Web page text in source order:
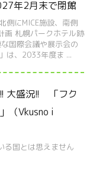
年2月末で閉館
にMICE施設、南側
画 札幌パークホテル跡
国際会議や展示会の
は、2033年度ま ...
大盛況!! 「フク
（Vkusno i
る国とは思えません